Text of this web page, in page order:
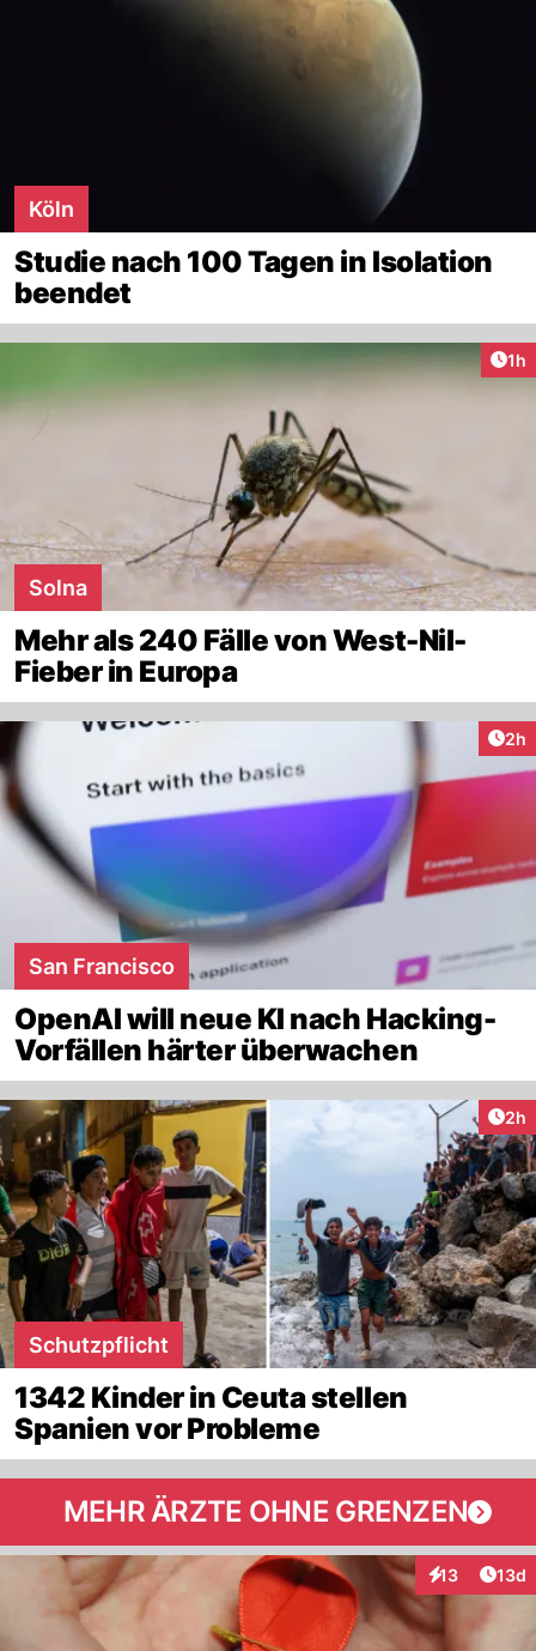
Köln
Studie nach 100 Tagen in Isolation
beendet
1h
Solna
Mehr als 240 Fälle von West-Nil-
Fieber in Europa
2h
San Francisco
OpenAI will neue KI nach Hacking-
Vorfällen härter überwachen
2h
Schutzpflicht
1342 Kinder in Ceuta stellen
Spanien vor Probleme
MEHR ÄRZTE OHNE GRENZEN
13
Interaktionen
13d